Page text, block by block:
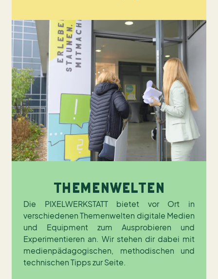
THEMENWELTEN
Die PIXELWERKSTATT bietet vor Ort in
verschiedenen Themenwelten digitale Medien
und Equipment zum Ausprobieren und
Experimentieren an. Wir stehen dir dabei mit
medienpädagogischen, methodischen und
technischen Tipps zur Seite.